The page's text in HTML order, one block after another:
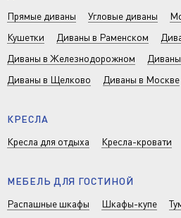
Прямые диваны
Угловые диваны
Кушетки
Диваны в Раменском
Диваны в Железнодорожном
Диваны в Щелково
Диваны в Москве
КРЕСЛА
Кресла для отдыха
Кресла-кровати
МЕБЕЛЬ ДЛЯ ГОСТИНОЙ
Распашные шкафы
Шкафы-купе